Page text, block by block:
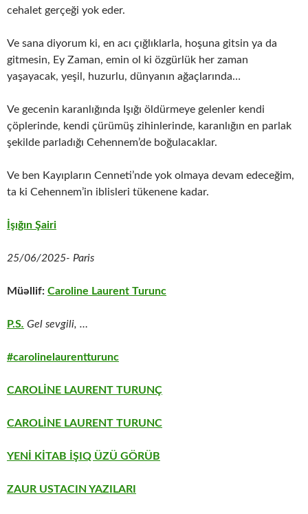
cehalet gerçeği yok eder.
Ve sana diyorum ki, en acı çığlıklarla, hoşuna gitsin ya da
gitmesin, Ey Zaman, emin ol ki özgürlük her zaman
yaşayacak, yeşil, huzurlu, dünyanın ağaçlarında…
Ve gecenin karanlığında Işığı öldürmeye gelenler kendi
çöplerinde, kendi çürümüş zihinlerinde, karanlığın en parlak
şekilde parladığı Cehennem’de boğulacaklar.
Ve ben Kayıpların Cenneti’nde yok olmaya devam edeceğim,
ta ki Cehennem’in iblisleri tükenene kadar.
İşığın Şairi
25/06/2025- Paris
Müəllif: Caroline Laurent Turunc
P.S. Gel sevgili, …
#carolinelaurentturunc
CAROLİNE LAURENT TURUNÇ
CAROLİNE LAURENT TURUNC
YENİ KİTAB İŞIQ ÜZÜ GÖRÜB
ZAUR USTACIN YAZILARI